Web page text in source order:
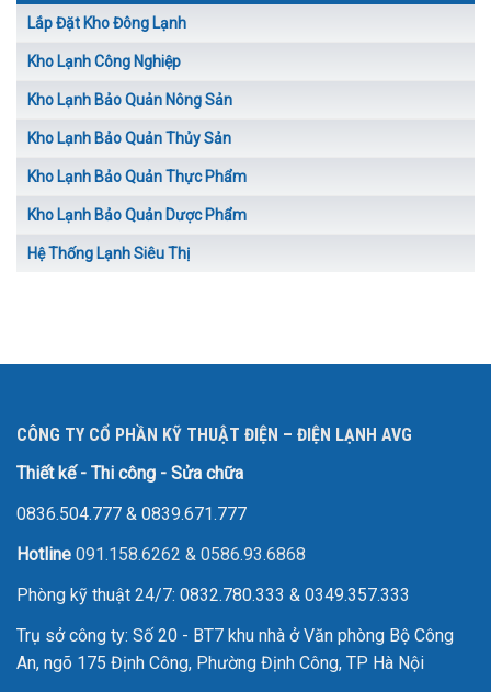
Lắp Đặt Kho Đông Lạnh
Kho Lạnh Công Nghiệp
Kho Lạnh Bảo Quản Nông Sản
Kho Lạnh Bảo Quản Thủy Sản
Kho Lạnh Bảo Quản Thực Phẩm
Kho Lạnh Bảo Quản Dược Phẩm
Hệ Thống Lạnh Siêu Thị
CÔNG TY CỔ PHẦN KỸ THUẬT ĐIỆN – ĐIỆN LẠNH AVG
Thiết kế - Thi công - Sửa chữa
0836.504.777 & 0839.671.777
Hotline 091.158.6262 & 0586.93.6868
Phòng kỹ thuật 24/7: 0832.780.333 & 0349.357.333
Trụ sở công ty: Số 20 - BT7 khu nhà ở Văn phòng Bộ Công
An, ngõ 175 Định Công, Phường Định Công, TP Hà Nội